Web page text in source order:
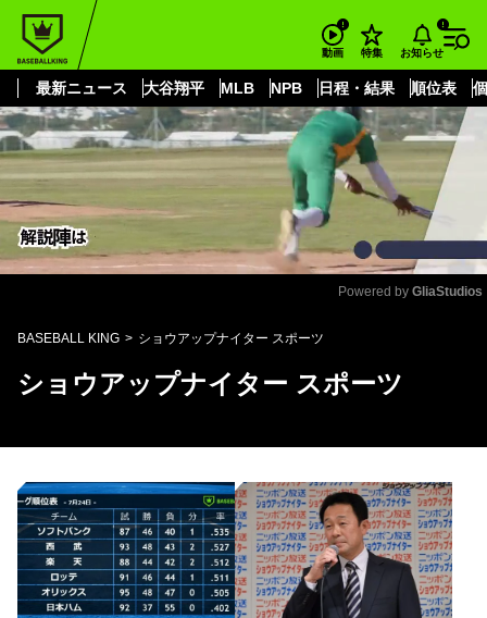
動画 特集 お知らせ
最新ニュース 大谷翔平 MLB NPB 日程・結果 順位表
もっと見る
Powered by GliaStudios
BASEBALL KING ショウアップナイター スポーツ
ショウアップナイター スポーツ